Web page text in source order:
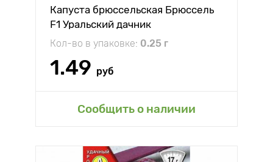
Капуста брюссельская Брюссель
F1 Уральский дачник
Кол-во в упаковке: 0.25 г
1.49 руб
Сообщить о наличии